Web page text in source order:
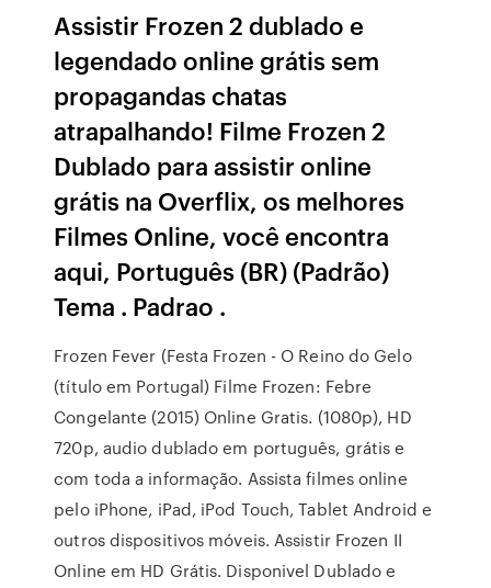
Assistir Frozen 2 dublado e
legendado online grátis sem
propagandas chatas
atrapalhando! Filme Frozen 2
Dublado para assistir online
grátis na Overflix, os melhores
Filmes Online, você encontra
aqui, Português (BR) (Padrão)
Tema . Padrao .
Frozen Fever (Festa Frozen - O Reino do Gelo
(título em Portugal) Filme Frozen: Febre
Congelante (2015) Online Gratis. (1080p), HD
720p, audio dublado em português, grátis e
com toda a informação. Assista filmes online
pelo iPhone, iPad, iPod Touch, Tablet Android e
outros dispositivos móveis. Assistir Frozen II
Online em HD Grátis. Disponivel Dublado e